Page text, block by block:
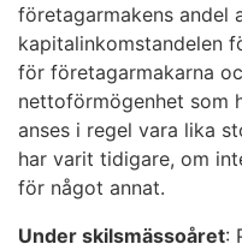
företagarmakens andel
kapitalinkomstandelen
för företagarmakarna
nettoförmögenhet som
anses i regel vara lika
har varit tidigare, om
för något annat.
Under skilsmässoåret: